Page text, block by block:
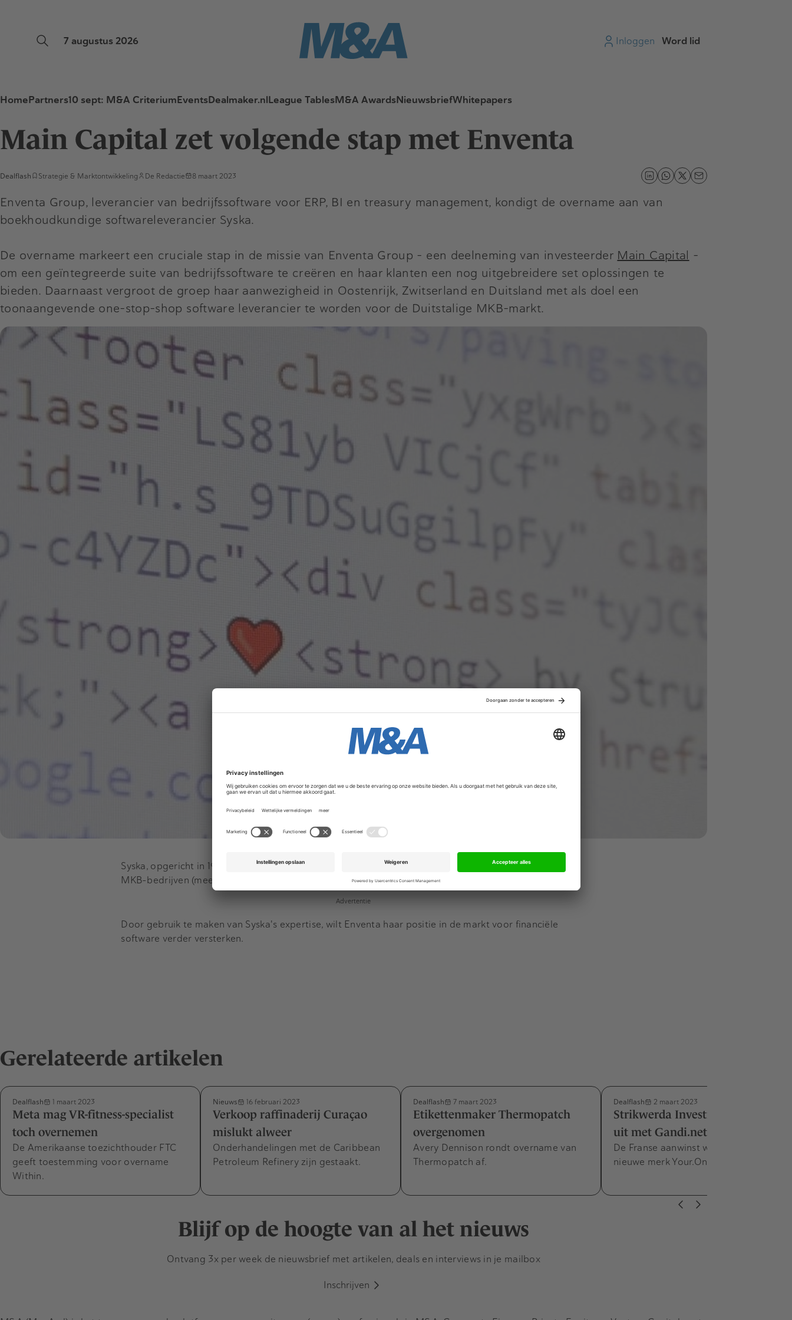
7 augustus 2026 Inloggen Word lid
HomePartners10 sept: M&A CriteriumEventsDealmaker.nlLeague TablesM&A AwardsNieuwsbriefWhitepapers
Main Capital zet volgende stap met Enventa
Dealflash Strategie & Marktontwikkeling De Redactie 8 maart 2023
Enventa Group, leverancier van bedrijfssoftware voor ERP, BI en treasury management, kondigt de overname aan van
boekhoudkundige softwareleverancier Syska.
De overname markeert een cruciale stap in de missie van Enventa Group - een deelneming van investeerder Main Capital -
om een geïntegreerde suite van bedrijfssoftware te creëren en haar klanten een nog uitgebreidere set oplossingen te
bieden. Daarnaast vergroot de groep haar aanwezigheid in Oostenrijk, Zwitserland en Duitsland met als doel een
toonaangevende one-stop-shop software leverancier te worden voor de Duitstalige MKB-markt.
Syska, opgericht in 1992 en met hoofdkantoor in Karlsruhe, Duitsland, levert boekhoudsoftware voor
MKB-bedrijven (meer dan 3.000 klanten in de DACH-regio.
Advertentie
Door gebruik te maken van Syska's expertise, wilt Enventa haar positie in de markt voor financiële
software verder versterken.
Gerelateerde artikelen
Dealflash 1 maart 2023
Meta mag VR-fitness-specialist
toch overnemen
De Amerikaanse toezichthouder FTC
geeft toestemming voor overname
Within.
Nieuws 16 februari 2023
Verkoop raffinaderij Curaçao
mislukt alweer
Onderhandelingen met de Caribbean
Petroleum Refinery zijn gestaakt.
Dealflash 7 maart 2023
Etikettenmaker Thermopatch
overgenomen
Avery Dennison rondt overname van
Thermopatch af.
Dealflash 2 maart 2023
Strikwerda Investments breidt
uit met Gandi.net
De Franse aanwinst wordt deel van het
nieuwe merk Your.Online.
Blijf op de hoogte van al het nieuws
Ontvang 3x per week de nieuwsbrief met artikelen, deals en interviews in je mailbox
Inschrijven